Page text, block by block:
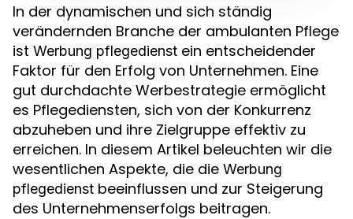
In der dynamischen und sich ständig
verändernden Branche der ambulanten Pflege
ist Werbung pflegedienst ein entscheidender
Faktor für den Erfolg von Unternehmen. Eine
gut durchdachte Werbestrategie ermöglicht
es Pflegediensten, sich von der Konkurrenz
abzuheben und ihre Zielgruppe effektiv zu
erreichen. In diesem Artikel beleuchten wir die
wesentlichen Aspekte, die die Werbung
pflegedienst beeinflussen und zur Steigerung
des Unternehmenserfolgs beitragen.